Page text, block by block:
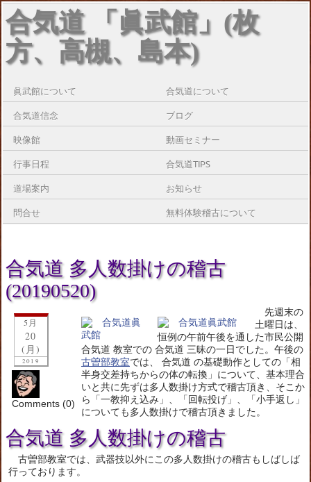
合気道 「眞武館」(枚
方、高槻、島本)
眞武館について 合気道について
合気道信念 ブログ
映像館 動画セミナー
行事日程 合気道TIPS
道場案内 お知らせ
問合せ 無料体験稽古について
合気道 多人数掛けの稽古
(20190520)
5月
20
(月)
2019
Comments (0)
先週末の
土曜日は、
恒例の午前午後を通した市民公開
合気道 教室での 合気道 三昧の一日でした。午後の
古曽部教室では、 合気道 の基礎動作としての「相
半身交差持ちからの体の転換」について、基本理合
いと共に先ずは多人数掛け方式で稽古頂き、そこか
ら「一教抑え込み」、「回転投げ」、「小手返し」
についても多人数掛けで稽古頂きました。
合気道 多人数掛けの稽古
古曽部教室では、武器技以外にこの多人数掛けの稽古もしばしば
行っております。